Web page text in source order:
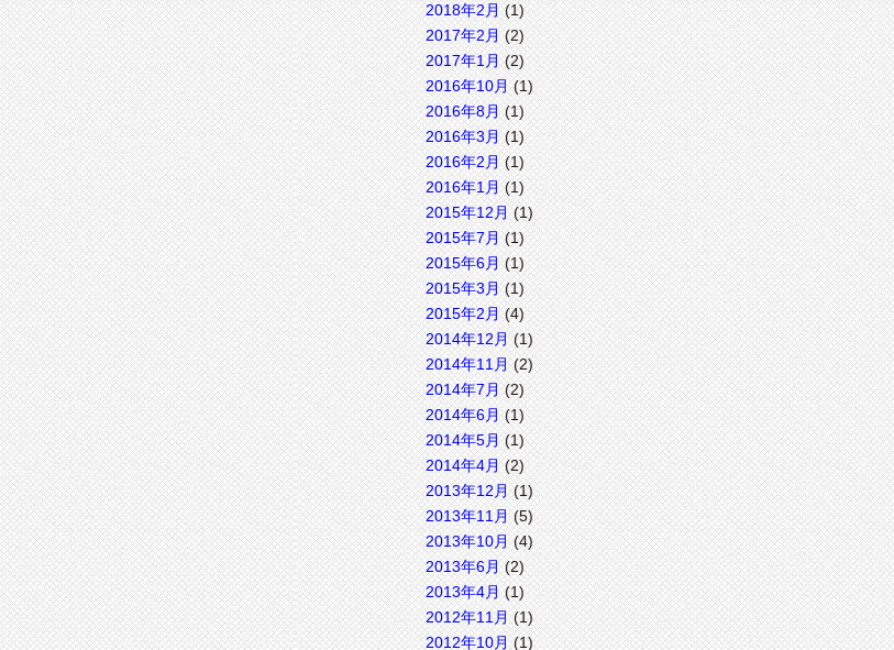
2018年2月(1)
2017年2月(2)
2017年1月(2)
2016年10月(1)
2016年8月(1)
2016年3月(1)
2016年2月(1)
2016年1月(1)
2015年12月(1)
2015年7月(1)
2015年6月(1)
2015年3月(1)
2015年2月(4)
2014年12月(1)
2014年11月(2)
2014年7月(2)
2014年6月(1)
2014年5月(1)
2014年4月(2)
2013年12月(1)
2013年11月(5)
2013年10月(4)
2013年6月(2)
2013年4月(1)
2012年11月(1)
2012年10月(1)